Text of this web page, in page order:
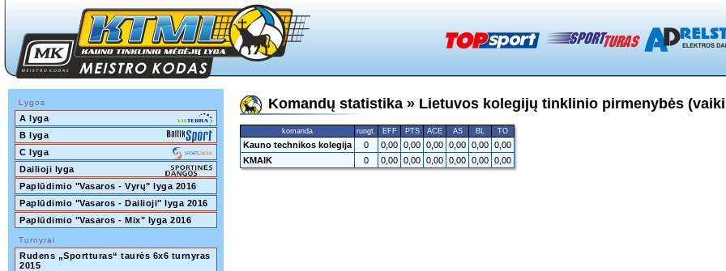
Lygos
A lyga
B lyga
C lyga
Dailioji lyga
Paplūdimio "Vasaros - Vyrų" lyga 2016
Paplūdimio "Vasaros - Dailioji" lyga 2016
Paplūdimio "Vasaros - Mix" lyga 2016
Turnyrai
Rudens „Sportturas“ taurės 6x6 turnyras
2015
Komandų statistika » Lietuvos kolegijų tinklinio pirmenybės
komanda rungt. EFF PTS ACE AS BL TO
Kauno technikos kolegija 0 0,00 0,00 0,00 0,00 0,00 0,00
KMAIK
0 0,00 0,00 0,00 0,00 0,00 0,00